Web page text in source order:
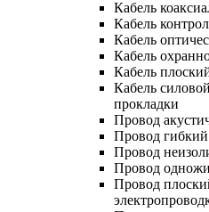
Кабель
Кабель
Кабель
Кабель
Кабель
Кабель
прокладки
Провод
Провод гибкий
Провод
Провод
Провод